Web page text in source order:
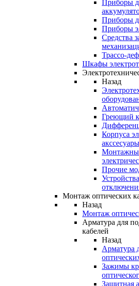
Приборы
Приборы
Приборы
Средства
Трассо-
Шкафы
Назад
Греющий
Корпуса
Прочие
Монтаж оптических
Назад
Монтаж
Арматура для
кабелей
Назад
Арматура
Зажимы
Защитная